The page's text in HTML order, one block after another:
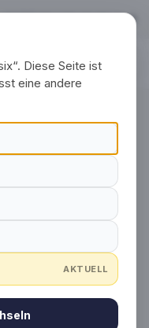
Diese Seite ist
eine andere
AKTUELL
+49 (0) 30 / 20 23 68 91-0
Vraag nu aan